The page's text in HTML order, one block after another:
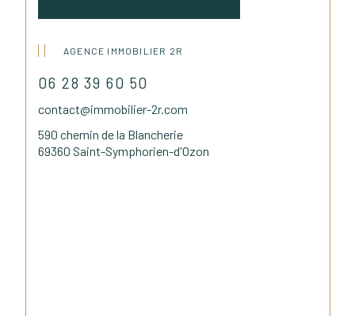
AGENCE IMMOBILIER 2R
06 28 39 60 50
contact@immobilier-2r.com
590 chemin de la Blancherie
69360 Saint-Symphorien-d'Ozon